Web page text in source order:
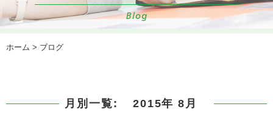
ホーム > ブログ
月別一覧: 2015年 8月